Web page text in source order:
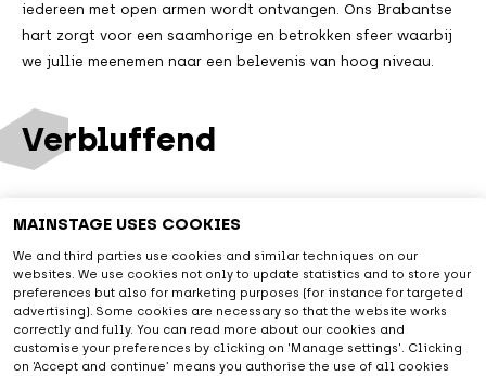
MAINSTAGE USES COOKIES
We and third parties use cookies and similar techniques on our
websites. We use cookies not only to update statistics and to store your
preferences but also for marketing purposes (for instance for targeted
advertising). Some cookies are necessary so that the website works
correctly and fully. You can read more about our cookies and
customise your preferences by clicking on 'Manage settings'. Clicking
on ‘Accept and continue’ means you authorise the use of all cookies
iedereen met open armen wordt ontvangen. Ons Brabantse
hart zorgt voor een saamhorige en betrokken sfeer waarbij
we jullie meenemen naar een belevenis van hoog niveau.
Verbluffend
van artiesten uit de live entertainment- en muziekwereld
laat je je verbluffen en verrassen. Bij ons krijg je meer dan je
verwacht en dat geven wij je graag.
Entertainment